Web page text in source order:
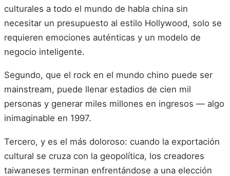
culturales a todo el mundo de habla china sin
necesitar un presupuesto al estilo Hollywood, solo se
requieren emociones auténticas y un modelo de
negocio inteligente.
Segundo, que el rock en el mundo chino puede ser
mainstream, puede llenar estadios de cien mil
personas y generar miles millones en ingresos — algo
inimaginable en 1997.
Tercero, y es el más doloroso: cuando la exportación
cultural se cruza con la geopolítica, los creadores
taiwaneses terminan enfrentándose a una elección